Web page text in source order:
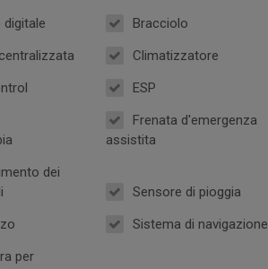
Bracciolo
Climatizzatore
ESP
Frenata d'emergenza
assistita
dei
Sensore di pioggia
Sistema di navigazione
per